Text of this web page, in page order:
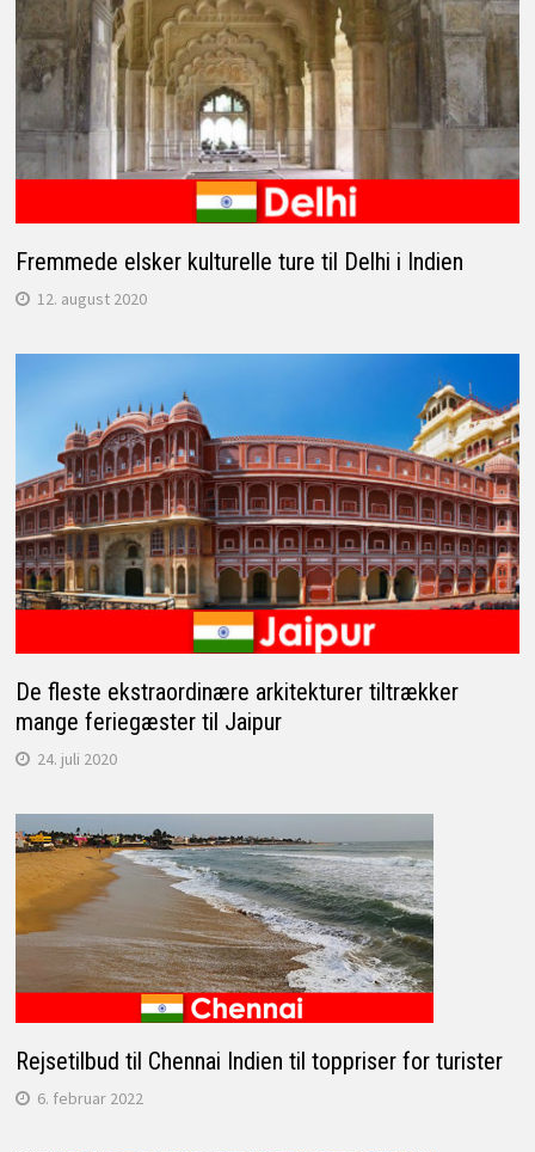
Fremmede elsker kulturelle ture til Delhi i Indien
12. august 2020
De fleste ekstraordinære arkitekturer tiltrækker
mange feriegæster til Jaipur
24. juli 2020
Rejsetilbud til Chennai Indien til toppriser for turister
6. februar 2022